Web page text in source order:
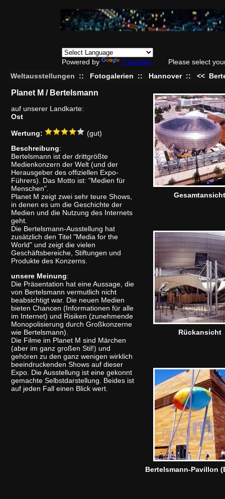
Powered by Translate
Please select
Weltausstellungen
:: Fotogalerien :: Hannover :: <<
Planet M / Bertelsmann
auf unserer Landkarte:
Ost
Wertung:
(gut)
Beschreibung:
Bertelsmann ist der drittgrößte
Medienkonzern der Welt (und der
Herausgeber des offiziellen Expo-
Führers). Das Motto ist: "Medien für
Menschen".
Planet M zeigt zwei sehr teure Shows,
in denen es um die Geschichte der
Medien und die Nutzung des Internets
geht.
Die Bertelsmann-Ausstellung hat
zusätzlich den Titel "Media for the
World" und zeigt die vielen
Geschäftsbereiche, Stiftungen und
Produkte des Konzerns.
unsere Meinung:
Die Präsentation hat eine Aussage, die
von Bertelsmann vermutlich nicht
beabsichtigt war. Die neuen Medien
bieten Chancen (Informationen für alle
im Internet) und Risiken (zunehmende
Monopolisierung durch Großkonzerne
wie Bertelsmann).
Die Filme im Planet M sind Märchen
(aber im ganz großen Stil!) und
gehören zu den ganz wenigen wirklich
beeindruckenden Shows auf dieser
Expo. Die Ausstellung ist eine gekonnt
gemachte Selbstdarstellung. Beides ist
auf jeden Fall einen Blick wert.
Gesamtansicht
Rückansicht
Bertelsmann-Pavillon